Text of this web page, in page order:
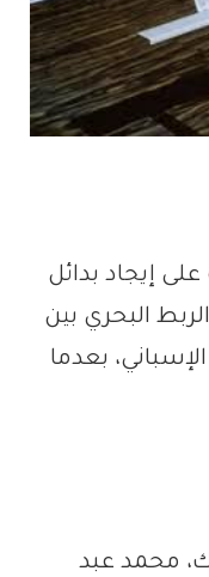
إيجاد بدائل
البحري بين
بعدما
محمد عبد